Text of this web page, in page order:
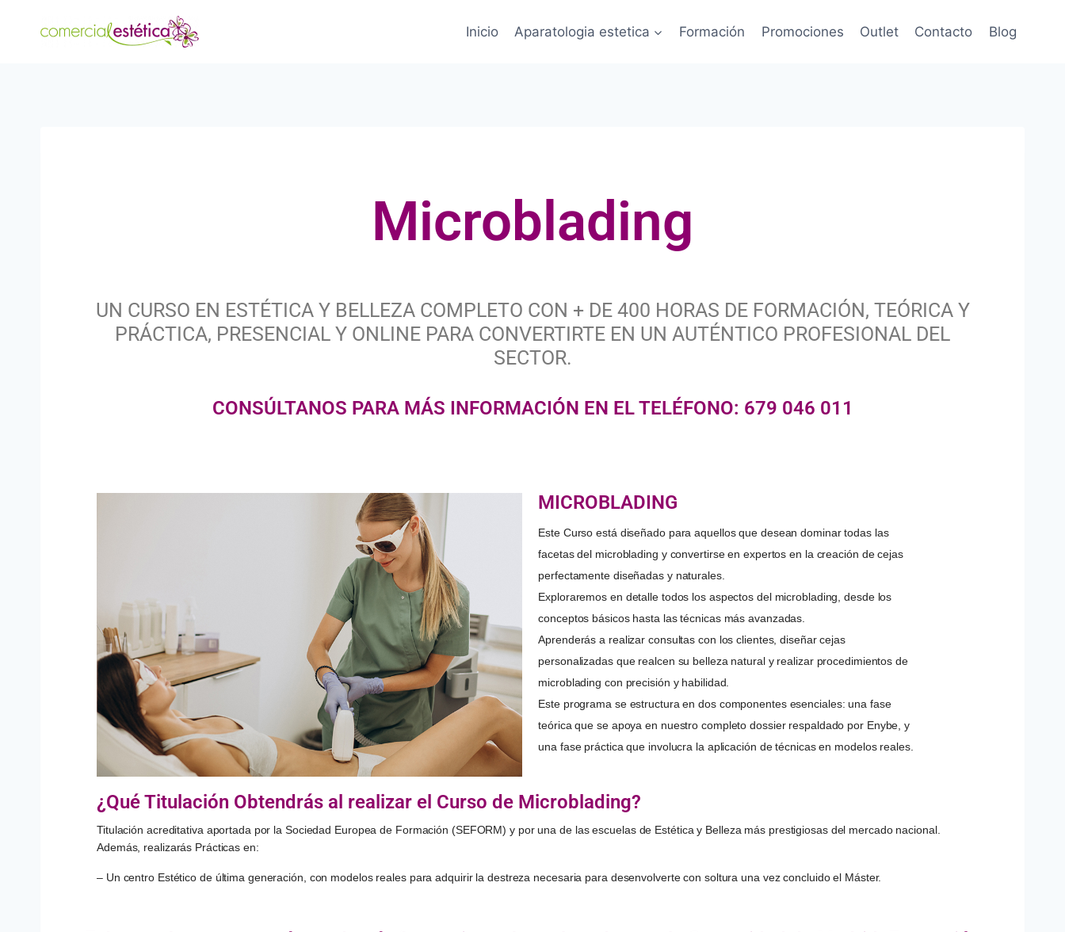
Inicio Aparatologia estetica Formación Promociones Outlet Contacto Blog
Microblading
UN CURSO EN ESTÉTICA Y BELLEZA COMPLETO CON + DE 400 HORAS DE FORMACIÓN, TEÓRICA Y
PRÁCTICA, PRESENCIAL Y ONLINE PARA CONVERTIRTE EN UN AUTÉNTICO PROFESIONAL DEL
SECTOR.
CONSÚLTANOS PARA MÁS INFORMACIÓN EN EL TELÉFONO: 679 046 011
MICROBLADING
Este Curso está diseñado para aquellos que desean dominar todas las
facetas del microblading y convertirse en expertos en la creación de cejas
perfectamente diseñadas y naturales.
Exploraremos en detalle todos los aspectos del microblading, desde los
conceptos básicos hasta las técnicas más avanzadas.
Aprenderás a realizar consultas con los clientes, diseñar cejas
personalizadas que realcen su belleza natural y realizar procedimientos de
microblading con precisión y habilidad.
Este programa se estructura en dos componentes esenciales: una fase
teórica que se apoya en nuestro completo dossier respaldado por Enybe, y
una fase práctica que involucra la aplicación de técnicas en modelos reales.
¿Qué Titulación Obtendrás al realizar el Curso de Microblading?
Titulación acreditativa aportada por la Sociedad Europea de Formación (SEFORM) y por una de las escuelas de Estética y Belleza más prestigiosas del mercado nacional.
Además, realizarás Prácticas en:
– Un centro Estético de última generación, con modelos reales para adquirir la destreza necesaria para desenvolverte con soltura una vez concluido el Máster.